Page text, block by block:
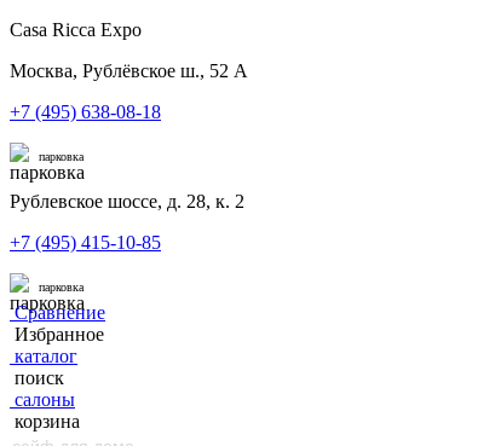
Casa Ricca Expo
Москва, Рублёвское ш., 52 А
+7 (495) 638-08-18
парковка
Рублевское шоссе, д. 28, к. 2
+7 (495) 415-10-85
парковка
Сравнение
Избранное
каталог
поиск
салоны
корзина